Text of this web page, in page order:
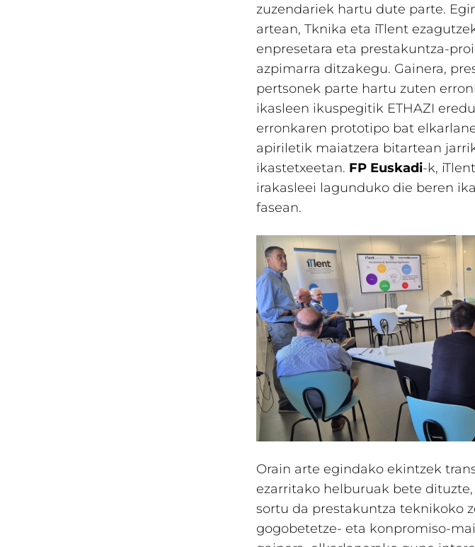
zuzendariek hartu dute parte.
artean, Tknika eta iTlent
enpresetara eta prestakuntza-
azpimarra ditzakegu. Gainera,
pertsonek parte hartu zuten
ikasleen ikuspegitik ETHAZI
erronkaren prototipo bat
apiriletik maiatzera bitartean
ikastetxeetan. FP Euskadi-k,
irakasleei lagunduko die beren
fasean.
Orain arte egindako ekintzek
ezarritako helburuak bete
sortu da prestakuntza teknikoko
gogobetetze- eta konpromiso-